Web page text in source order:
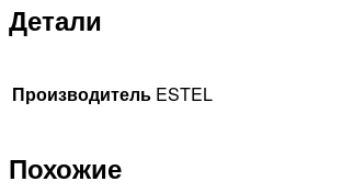
Детали
Производитель ESTEL
Похожие